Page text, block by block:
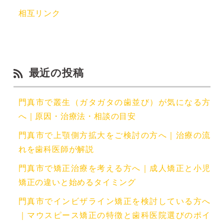
相互リンク
最近の投稿
門真市で叢生（ガタガタの歯並び）が気になる方
へ｜原因・治療法・相談の目安
門真市で上顎側方拡大をご検討の方へ｜治療の流
れを歯科医師が解説
門真市で矯正治療を考える方へ｜成人矯正と小児
矯正の違いと始めるタイミング
門真市でインビザライン矯正を検討している方へ
｜マウスピース矯正の特徴と歯科医院選びのポイ